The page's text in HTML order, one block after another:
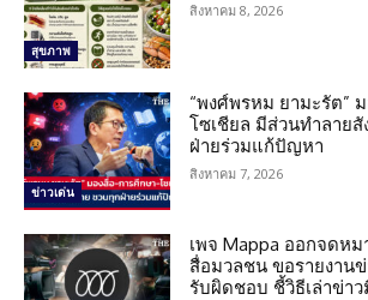
สุขภาพ
สิงหาคม 8, 2026
ข่าวเด่น
“พงศ์พรหม ยามะรัต”
โซเชียล มีส่วนทำลาย
ฝ่ายร่วมแก้ปัญหา
สิงหาคม 7, 2026
เพจ Mappa ออกจดห
สื่อมวลชน ขอรายงาน
รับผิดชอบ ชี้วิธีเล่าข่า